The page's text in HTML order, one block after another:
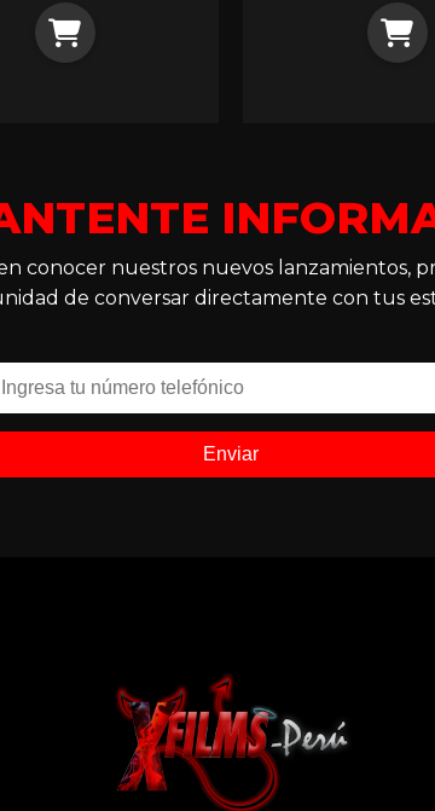
conocer nuestros nuevos lanzamientos,
de conversar directamente con tus